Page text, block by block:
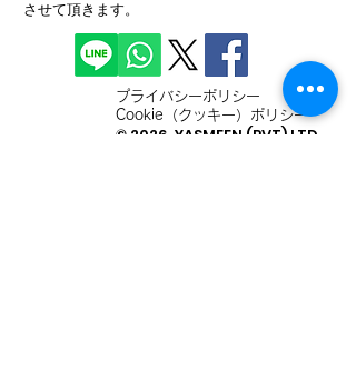
させて頂きます。
プライバシーポリシー
Cookie（クッキー）ポリシー
© 2026 YASMEEN (PVT) LTD.